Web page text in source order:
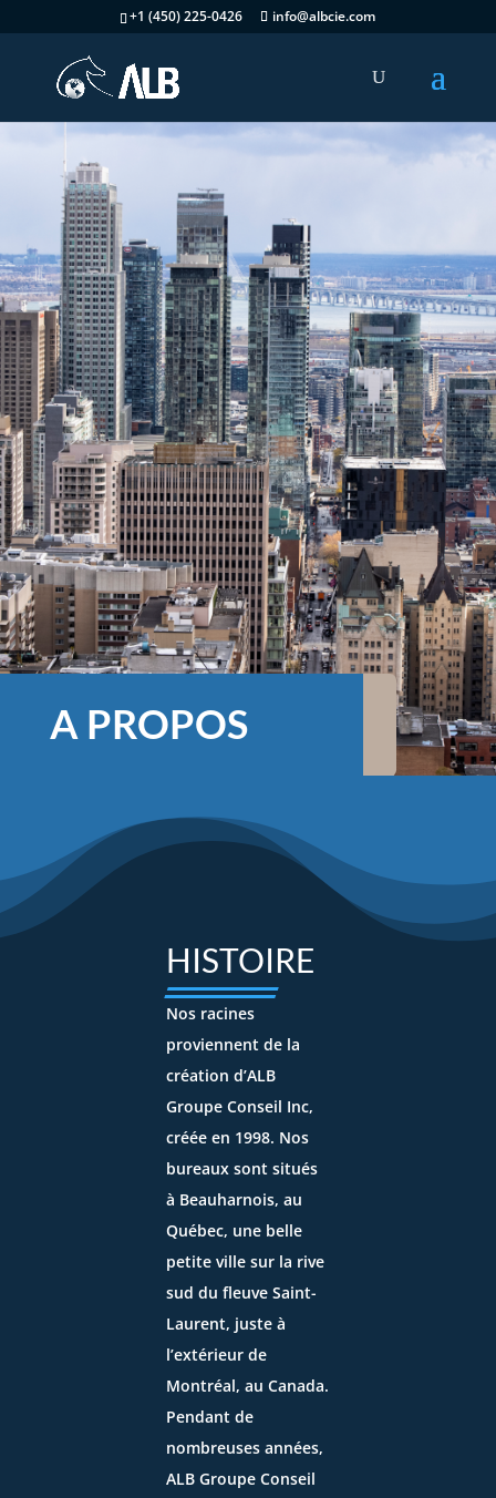
+1 (450) 225-0426 info@albcie.com
A PROPOS
HISTOIRE
Nos racines
proviennent de la
création d’ALB
Groupe Conseil Inc,
créée en 1998. Nos
bureaux sont situés
à Beauharnois, au
Québec, une belle
petite ville sur la rive
sud du fleuve Saint-
Laurent, juste à
l’extérieur de
Montréal, au Canada.
Pendant de
nombreuses années,
ALB Groupe Conseil